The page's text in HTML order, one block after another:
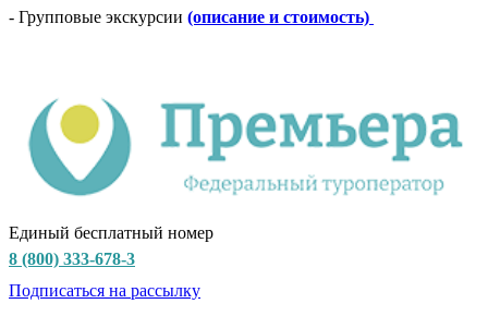
- Групповые экскурсии (описание и стоимость)
Единый бесплатный номер
8 (800) 333-678-3
Подписаться на рассылку